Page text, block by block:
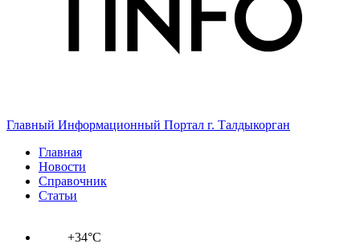
Главный Информационный Портал г. Талдыкорган
Главная
Новости
Справочник
Статьи
+34°C